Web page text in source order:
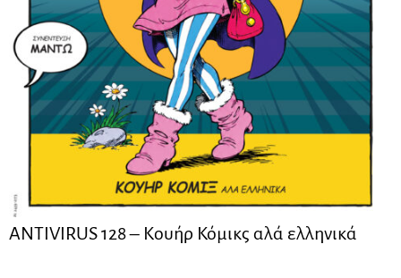
ANTIVIRUS 128 – Kουήρ Κόμικς αλά ελληνικά